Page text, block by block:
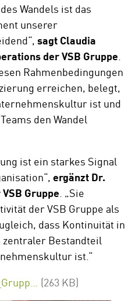
Wandels ist das
unserer
sagt Claudia
der VSB Gruppe
Rahmenbedingungen
erreichen, belegt,
ist und
den Wandel
ist ein starkes Signal
ergänzt Dr.
Gruppe . „Sie
der VSB Gruppe als
dass Kontinuität in
zentraler Bestandteil
ist.“
(263 KB)